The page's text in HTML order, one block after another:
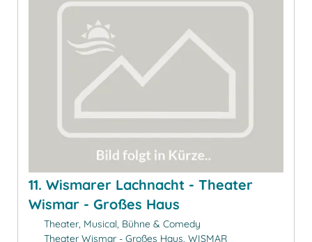
11. Wismarer Lachnacht - Theater
Wismar - Großes Haus
Theater, Musical, Bühne & Comedy
Theater Wismar - Großes Haus, WISMAR